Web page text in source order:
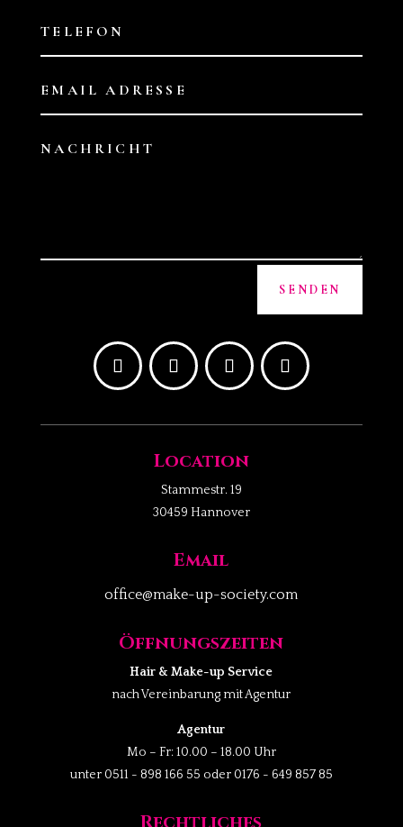
SENDEN
Location
Stammestr. 19
30459 Hannover
Email
office@make-up-society.com
Öffnungszeiten
Hair & Make-up Service
nach Vereinbarung mit Agentur
Agentur
Mo – Fr: 10.00 – 18.00 Uhr
unter 0511 - 898 166 55 oder 0176 - 649 857 85